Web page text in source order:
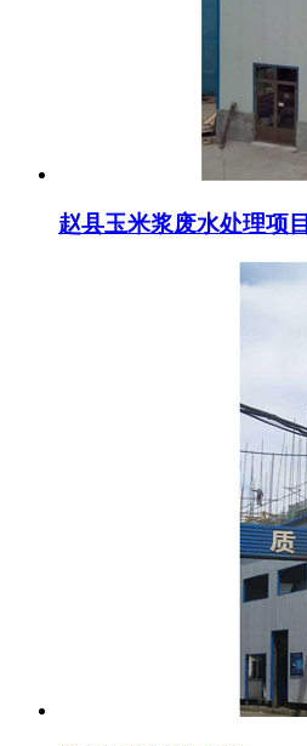
赵县玉米浆废水处理项目